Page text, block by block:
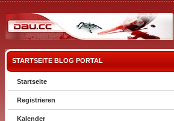
STARTSEITE BLOG PORTAL
Startseite
Registrieren
Kalender